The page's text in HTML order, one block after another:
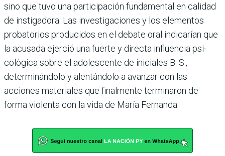
sino que tuvo una participación fundamen­tal en calidad
de instigadora. Las investigaciones y los ele­mentos
probatorios produci­dos en el debate oral indica­rían que
la acusada ejerció una fuerte y directa influencia psi­
cológica sobre el adolescente de iniciales B. S.,
determinándolo y alentándolo a avanzar con las
acciones materiales que final­mente terminaron de
forma violenta con la vida de María Fernanda.